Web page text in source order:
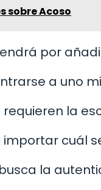
sobre Acoso
por
a uno
requieren la
importar cuál
la